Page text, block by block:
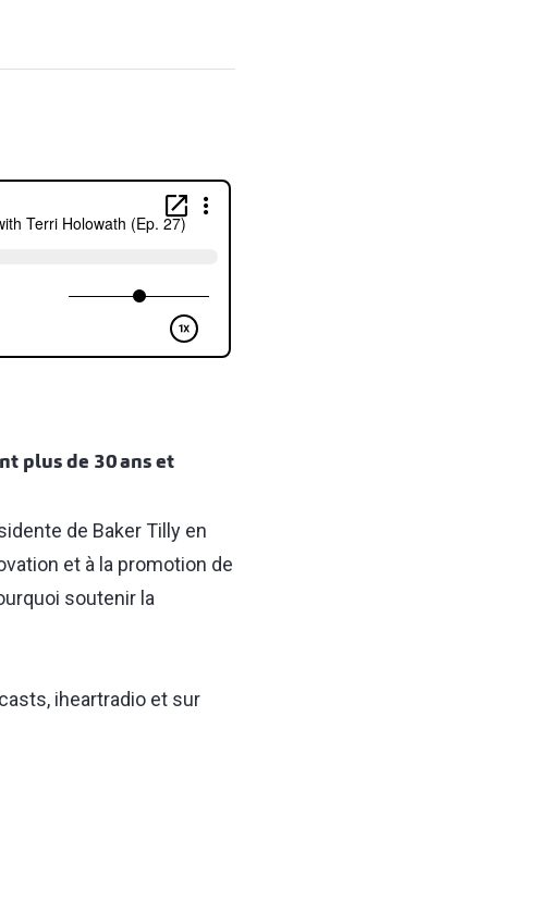
plus de 30 ans et
de Baker Tilly en
et à la promotion de
soutenir la
, iheartradioet sur